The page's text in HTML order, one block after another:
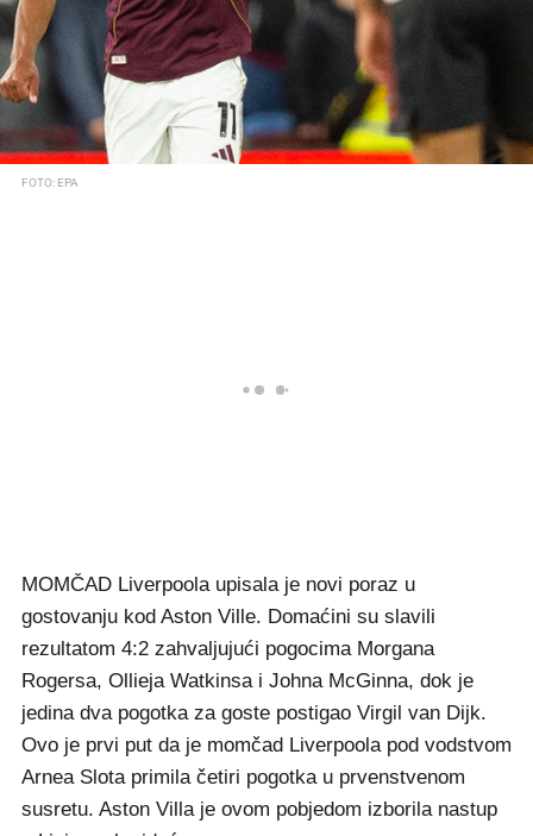
FOTO: EPA
MOMČAD Liverpoola upisala je novi poraz u
gostovanju kod Aston Ville. Domaćini su slavili
rezultatom 4:2 zahvaljujući pogocima Morgana
Rogersa, Ollieja Watkinsa i Johna McGinna, dok je
jedina dva pogotka za goste postigao Virgil van Dijk.
Ovo je prvi put da je momčad Liverpoola pod vodstvom
Arnea Slota primila četiri pogotka u prvenstvenom
susretu. Aston Villa je ovom pobjedom izborila nastup